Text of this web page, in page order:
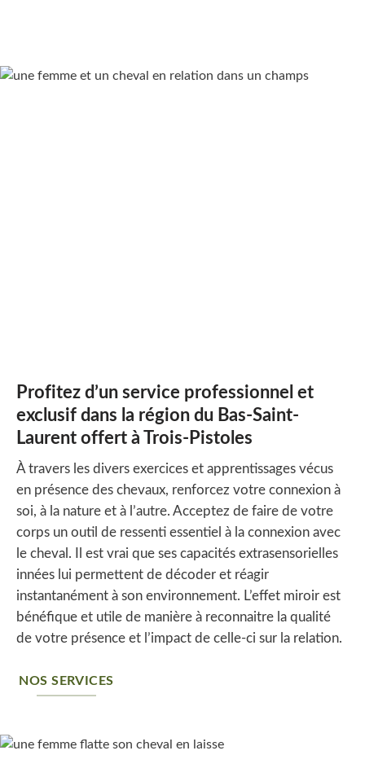
Profitez d’un service professionnel et
exclusif dans la région du Bas-Saint-
Laurent offert à Trois-Pistoles
À travers les divers exercices et apprentissages vécus
en présence des chevaux, renforcez votre connexion à
soi, à la nature et à l’autre. Acceptez de faire de votre
corps un outil de ressenti essentiel à la connexion avec
le cheval. Il est vrai que ses capacités extrasensorielles
innées lui permettent de décoder et réagir
instantanément à son environnement. L’effet miroir est
bénéfique et utile de manière à reconnaitre la qualité
de votre présence et l’impact de celle-ci sur la relation.
NOS SERVICES